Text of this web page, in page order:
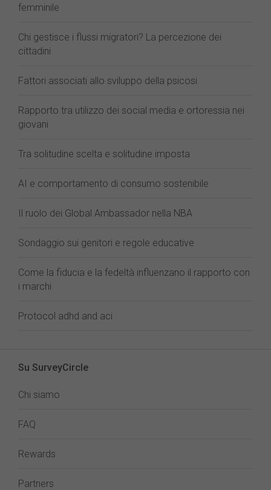
femminile
Chi gestisce i flussi migratori? La percezione dei
cittadini
Fattori associati allo sviluppo della psicosi
Rapporto tra utilizzo dei social media e ortoressia nei
giovani
Tra solitudine scelta e solitudine imposta
AI e comportamento di consumo sostenibile
Il ruolo dei Global Ambassador nella NBA
Sondaggio sui genitori e regole educative
Come la fiducia e la fedeltà influenzano il rapporto con
i marchi
Protocol adhd and aci
Su SurveyCircle
Chi siamo
FAQ
Rewards
Partners